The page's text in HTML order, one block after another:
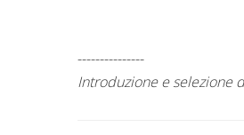
---------------
Introduzione e selezione